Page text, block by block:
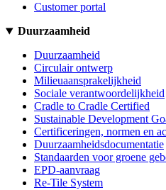
Customer portal
Duurzaamheid
Duurzaamheid
Circulair ontwerp
Milieuaansprakelijkheid
Sociale verantwoordelijkheid
Cradle to Cradle Certified
Sustainable Development
Certificeringen, normen en
Duurzaamheidsdocumentatie
Standaarden voor groene
EPD-aanvraag
Re-Tile System